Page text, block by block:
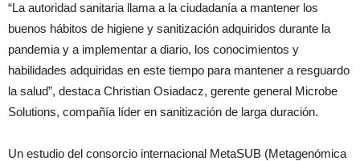
“La autoridad sanitaria llama a la ciudadanía a mantener los
buenos hábitos de higiene y sanitización adquiridos durante la
pandemia y a implementar a diario, los conocimientos y
habilidades adquiridas en este tiempo para mantener a resguardo
la salud”, destaca Christian Osiadacz, gerente general Microbe
Solutions, compañía líder en sanitización de larga duración.
Un estudio del consorcio internacional MetaSUB (Metagenómica